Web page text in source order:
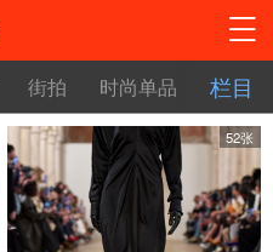
街拍 时尚单品 珠宝腕
栏目
52张